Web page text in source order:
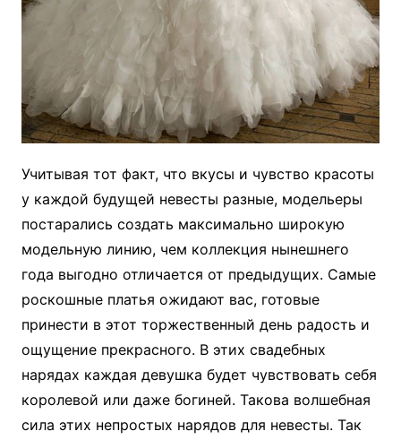
Учитывая тот факт, что вкусы и чувство красоты
у каждой будущей невесты разные, модельеры
постарались создать максимально широкую
модельную линию, чем коллекция нынешнего
года выгодно отличается от предыдущих. Самые
роскошные платья ожидают вас, готовые
принести в этот торжественный день радость и
ощущение прекрасного. В этих свадебных
нарядах каждая девушка будет чувствовать себя
королевой или даже богиней. Такова волшебная
сила этих непростых нарядов для невесты. Так